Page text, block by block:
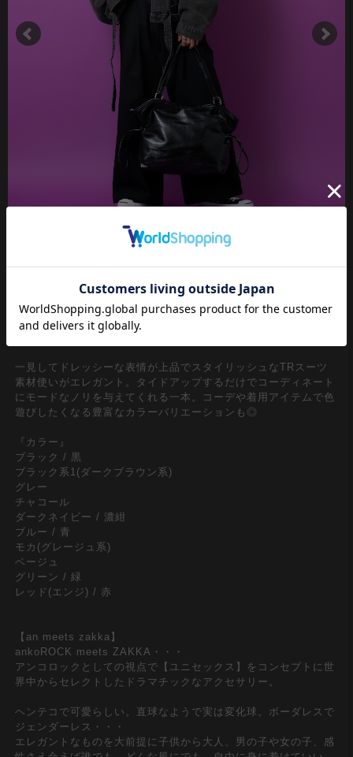
と、普段使いの【外し】アイテムとしても活躍する定番のネクタ
イスタイル。メンズレディース問わずユニセックスで取り入れた
いタイドアップスタイル、90年代リバイバルの流れや古着スタイ
一見してドレッシーな表情が上品でスタイリッシュなTRスーツ
素材使いがエレガント。タイドアップするだけでコーディネート
にモードなノリを与えてくれる一本。コーデや着用アイテムで色
遊びしたくなる豊富なカラーバリエーションも◎
『カラー』
ブラック / 黒
ブラック系1(ダークブラウン系)
グレー
チャコール
ダークネイビー / 濃紺
ブルー / 青
モカ(グレージュ系)
ベージュ
グリーン / 緑
レッド(エンジ) / 赤
【an meets zakka】
ankoROCK meets ZAKKA・・・
アンコロックとしての視点で【ユニセックス】をコンセプトに世
界中からセレクトしたドラマチックなアクセサリー。
ヘンテコで可愛らしい。直球なようで実は変化球。ボーダレスで
ジェンダーレス・・・
エレガントなものを大前提に子供から大人、男の子や女の子、感